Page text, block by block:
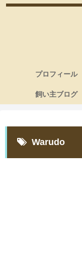
プロフィール
飼い主ブログ
Warudo